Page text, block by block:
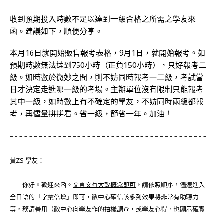
c
e
b
o
o
k
it
te
r
e
g
ra
m
e C
h
at
e
r
n
o
te
收到預期投入時數不足以達到一級合格之所需之學友來
函。建議如下，順便分享。
本月16日就開始販售報考表格，9月1日，就開始報考。如
預期時數無法達到750小時（正負150小時），只好報考二
級。如時數於微妙之間，則不妨同時報考一二級，考試當
日才決定走進哪一級的考場。主辦單位沒有限制只能報考
其中一級，如時數上有不確定的學友，不妨同時兩級都報
考，再儘量拼拼看。省一級，節省一年。加油！
– – – – – – – – – – – – – – – – – – – – – – – – – – – – – – – – – – – – – – – – –
– – – – – – – – – – – – – – – – – – – – – – – – –
黃ZS 學友：
你好。歡迎來函。 文言文有大致概念即可 。請依照順序，儘速進入
全日語的「字彙倍增」即可，敝中心確信該系列效果將非常有助聽力
等，務請善用（敝中心向學友作的抽樣調查，或學友心得，也顯示確實